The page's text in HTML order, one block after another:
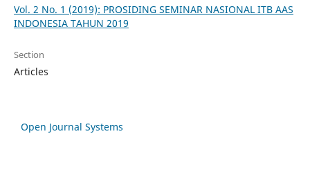
Vol. 2 No. 1 (2019): PROSIDING SEMINAR NASIONAL ITB AAS
INDONESIA TAHUN 2019
Section
Articles
Open Journal Systems